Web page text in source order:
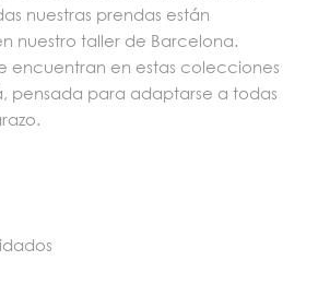
nuestras prendas están
nuestro taller de Barcelona.
encuentran en estas colecciones
pensada para adaptarse a todas